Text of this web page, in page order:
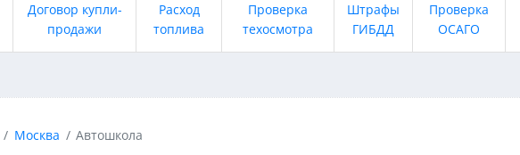
Договор купли-
продажи
Расход
топлива
Проверка
техосмотра
Штрафы
ГИБДД
Проверка
ОСАГО
Москва Автошкола